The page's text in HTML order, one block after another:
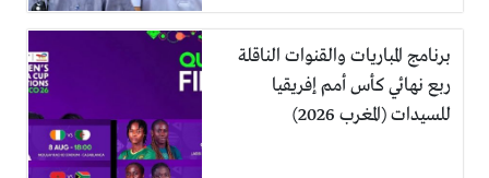
برنامج المباريات والقنوات الناقلة
ربع نهائي كأس أمم إفريقيا
للسيدات (المغرب 2026)